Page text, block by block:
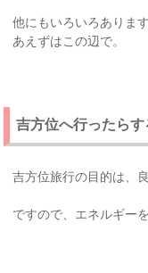
他にもいろいろありま
あえずはこの辺で。
吉方位へ行ったらす
吉方位旅行の目的は、
ですので、エネルギー